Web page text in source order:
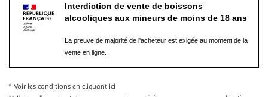
Interdiction de vente de boissons
alcooliques aux mineurs de moins de 18 ans
La preuve de majorité de l'acheteur est exigée au moment de la
vente en ligne.
* Voir les conditions en cliquant ici